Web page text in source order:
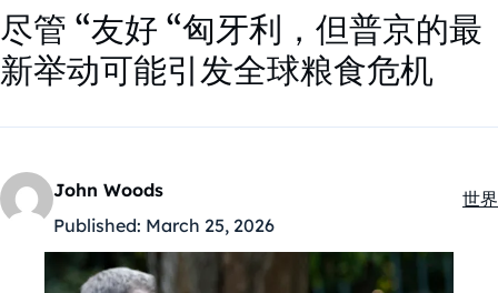
尽管 “友好 “匈牙利，但普京的最
新举动可能引发全球粮食危机
John Woods
Published: March 25, 2026
世界